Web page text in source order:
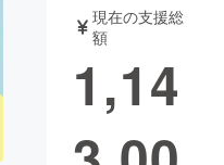
音楽
ゲーム・サ
現在の支援総
額
1,14